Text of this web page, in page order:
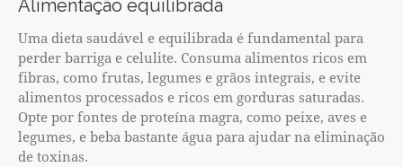
Alimentação equilibrada
Uma dieta saudável e equilibrada é fundamental para
perder barriga e celulite. Consuma alimentos ricos em
fibras, como frutas, legumes e grãos integrais, e evite
alimentos processados e ricos em gorduras saturadas.
Opte por fontes de proteína magra, como peixe, aves e
legumes, e beba bastante água para ajudar na eliminação
de toxinas.